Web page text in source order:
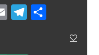
Email